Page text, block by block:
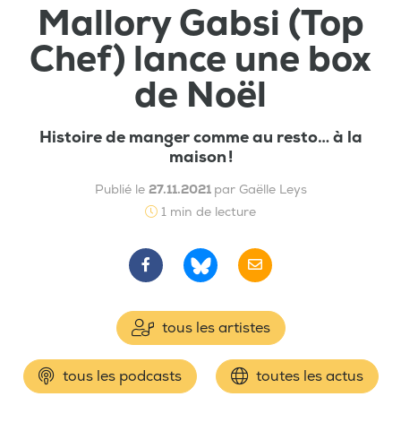
Mallory Gabsi (Top
Chef) lance une box
de Noël
Histoire de manger comme au resto… à la
maison !
Publié le 27.11.2021 par Gaëlle Leys
1 min de lecture
tous les artistes
tous les podcasts toutes les actus